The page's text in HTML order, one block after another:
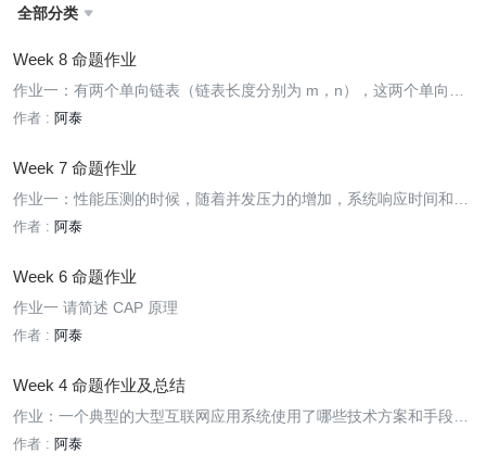
全部分类 
Week 8 命题作业
作业一：有两个单向链表（链表长度分别为 m，n），这两个单向链
表有可能在某个元素合并，也可能不合并，如下图所示的这样。现在
两个链表是否合并？如果合并，找到合并的元素，也就是图中的 x 元
作者 : 阿泰
Week 7 命题作业
作业一：性能压测的时候，随着并发压力的增加，系统响应时间和吞
吐量如何变化，为什么？
作者 : 阿泰
Week 6 命题作业
作业一 请简述 CAP 原理
作者 : 阿泰
Week 4 命题作业及总结
作业：一个典型的大型互联网应用系统使用了哪些技术方案和手段，
主要解决什么问题？请列举描述。
作者 : 阿泰